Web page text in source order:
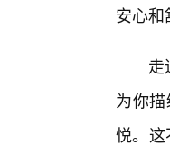
安心和
走
为你
悦。